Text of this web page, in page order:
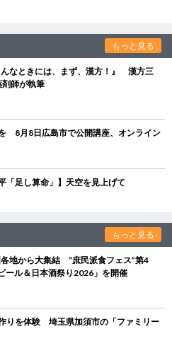
もっと見る
なときには、まず、漢方！』 漢方三
師が執筆
8月8日広島市で公開講座、オンライン
「足し算命」】天空を見上げて
もっと見る
地から大集結 “庶民派食フェス”第4
ール＆日本酒祭り2026」を開催
りを体験 埼玉県加須市の「ファミリー